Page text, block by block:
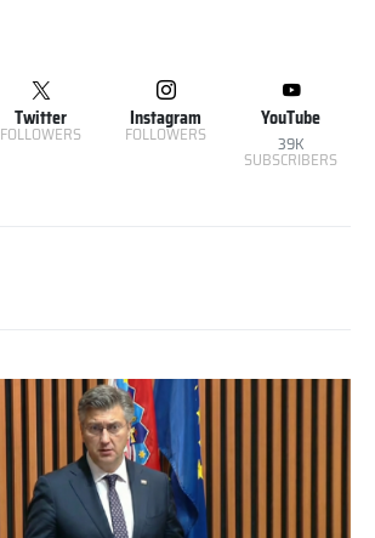
Twitter
FOLLOWERS
Instagram
FOLLOWERS
YouTube
39K
SUBSCRIBERS